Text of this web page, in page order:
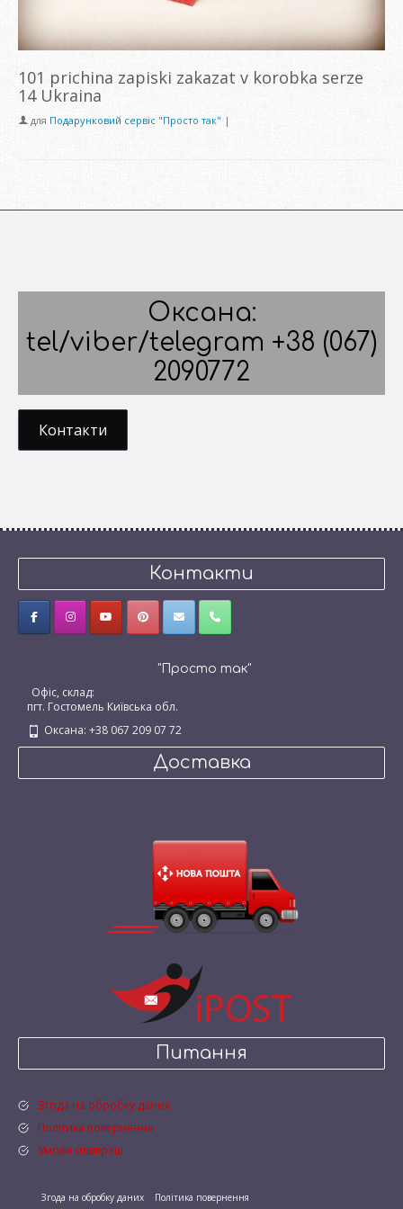
101 prichina zapiski zakazat v korobka serze
14 Ukraina
для Подарунковий сервіс "Просто так" |
Оксана:
tel/viber/telegram +38 (067)
2090772
Контакти
Контакти
"Просто так"
Офіс, склад:
пгт. Гостомель Київська обл.
Оксана: +38 067 209 07 72
Доставка
Питання
Згода на обробку даних
Політика повернення
Умови співпраці
Згода на обробку даних Політика повернення